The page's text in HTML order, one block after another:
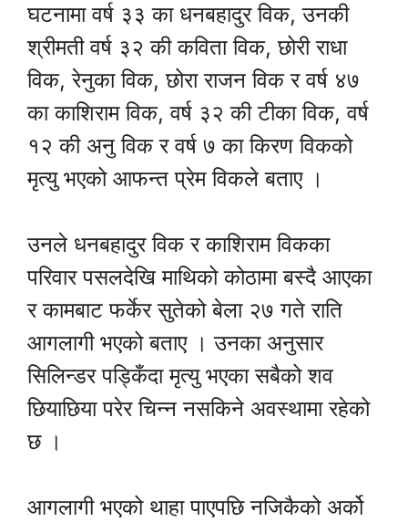
घटनामा वर्ष ३३ का धनबहादुर विक, उनकी
श्रीमती वर्ष ३२ की कविता विक, छोरी राधा
विक, रेनुका विक, छोरा राजन विक र वर्ष ४७
का काशिराम विक, वर्ष ३२ की टीका विक, वर्ष
१२ की अनु विक र वर्ष ७ का किरण विकको
मृत्यु भएको आफन्त प्रेम विकले बताए ।
उनले धनबहादुर विक र काशिराम विकका
परिवार पसलदेखि माथिको कोठामा बस्दै आएका
र कामबाट फर्केर सुतेको बेला २७ गते राति
आगलागी भएको बताए । उनका अनुसार
सिलिन्डर पड्किँदा मृत्यु भएका सबैको शव
छियाछिया परेर चिन्न नसकिने अवस्थामा रहेको
छ ।
आगलागी भएको थाहा पाएपछि नजिकैको अर्को